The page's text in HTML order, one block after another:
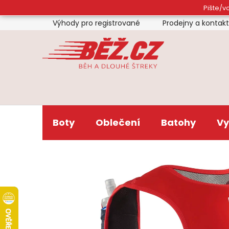
na
obsah
Pište/
Výhody pro registrované Prodejny a
Boty Oblečení Batohy